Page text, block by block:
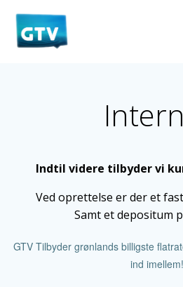
Indtil videre tilbyder vi
Ved oprettelse er der et
Samt et depositum
GTV Tilbyder grønlands billigste
ind imellem!